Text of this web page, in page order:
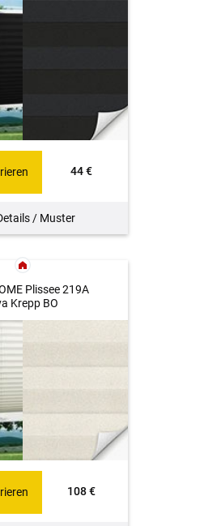
44 €
/ Muster
Plissee 219A
Krepp BO
108 €